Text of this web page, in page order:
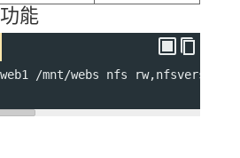
能
/mnt/webs nfs